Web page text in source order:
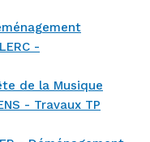
-
de la Musique
- Travaux TP